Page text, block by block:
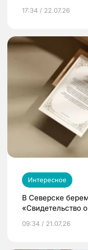
17:34 / 22.07.26
Интересное
В Северске
«Свидетельство
09:34 / 21.07.26